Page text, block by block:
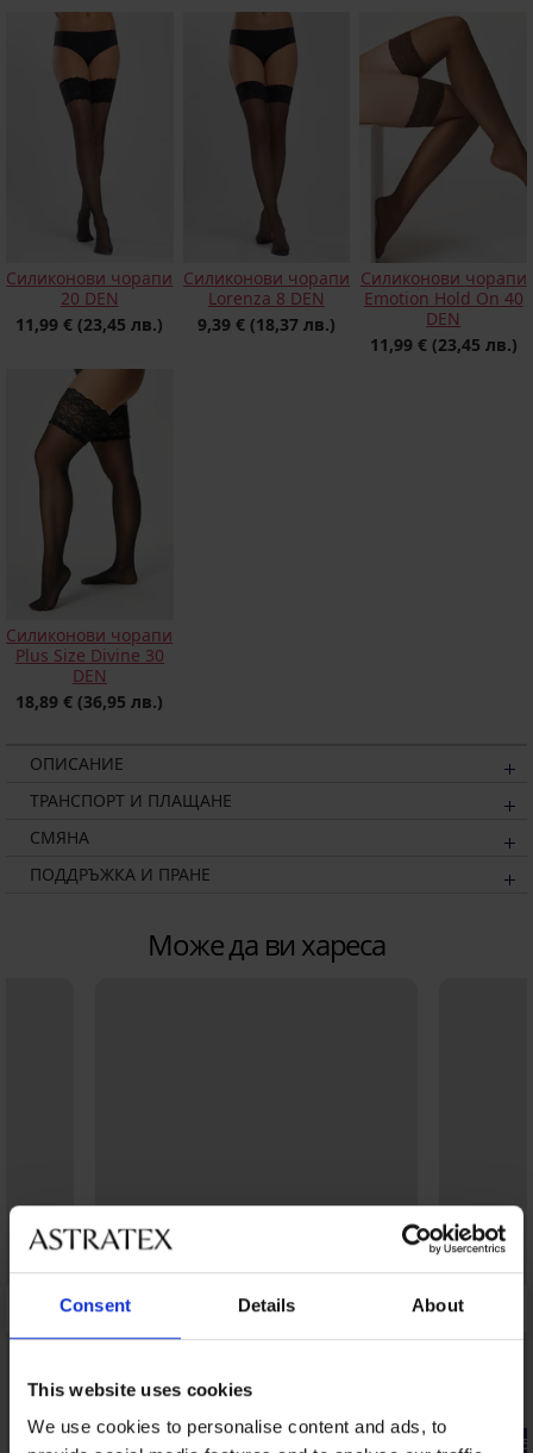
Consent Details About
This website uses cookies
We use cookies to personalise content and ads, to
Силиконови чорапи
20 DEN
11,99 € (23,45 лв.)
Силиконови чорапи
Lorenza 8 DEN
9,39 € (18,37 лв.)
Силиконови чорапи
Emotion Hold On 40
DEN
11,99 € (23,45 лв.)
Силиконови чорапи
Plus Size Divine 30
DEN
18,89 € (36,95 лв.)
ОПИСАНИЕ
ТРАНСПОРТ И ПЛАЩАНЕ
СМЯНА
ПОДДРЪЖКА И ПРАНЕ
Може да ви хареса
-25% ALL25 -25% ALL25